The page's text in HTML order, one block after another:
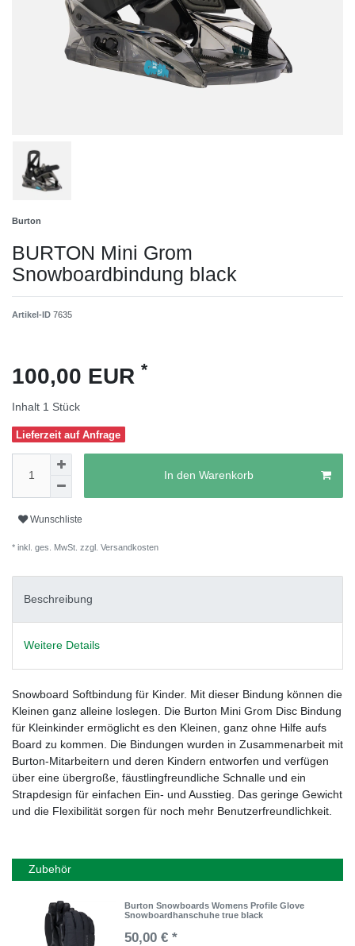
Burton
BURTON Mini Grom
Snowboardbindung black
Artikel-ID 7635
100,00 EUR *
Inhalt 1 Stück
Lieferzeit auf Anfrage
In den Warenkorb
Wunschliste
* inkl. ges. MwSt. zzgl. Versandkosten
Beschreibung
Weitere Details
Snowboard Softbindung für Kinder. Mit dieser Bindung können die
Kleinen ganz alleine loslegen. Die Burton Mini Grom Disc Bindung
für Kleinkinder ermöglicht es den Kleinen, ganz ohne Hilfe aufs
Board zu kommen. Die Bindungen wurden in Zusammenarbeit mit
Burton-Mitarbeitern und deren Kindern entworfen und verfügen
über eine übergroße, fäustlingfreundliche Schnalle und ein
Strapdesign für einfachen Ein- und Ausstieg. Das geringe Gewicht
und die Flexibilität sorgen für noch mehr Benutzerfreundlichkeit.
Zubehör
Burton Snowboards Womens Profile Glove
Snowboardhanschuhe true black
50,00 € *